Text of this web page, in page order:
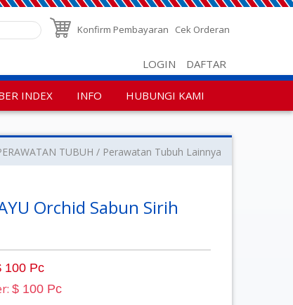
Konfirm Pembayaran Cek Orderan
LOGIN DAFTAR
INDEX INFO HUBUNGI KAMI
TUBUH Perawatan Tubuh Lainnya
Orchid Sabun Sirih
100 Pc
$ 100 Pc